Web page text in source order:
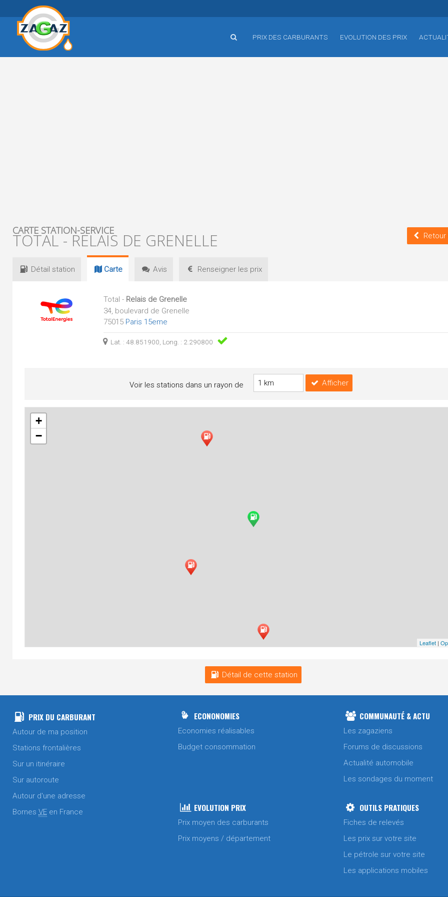
PRIX DES CARBURANTS EVOLUTION DES PRIX
CARTE STATION-SERVICE
TOTAL - RELAIS DE GRENELLE Retour
Détail station Carte Avis Renseigner les prix
Total - Relais de Grenelle
34, boulevard de Grenelle
75015 Paris 15eme
Lat. : 48.851900, Long. : 2.290800
Voir les stations dans un rayon de Afficher
+
−
Leaflet |
Détail de cette station
PRIX DU CARBURANT
Autour de ma position
Stations frontalières
Sur un itinéraire
Sur autoroute
Autour d'une adresse
Bornes VE en France
ECONONOMIES
Economies réalisables
Budget consommation
COMMUNAUTÉ & ACTU
Les zagaziens
Forums de discussions
Actualité automobile
Les sondages du moment
EVOLUTION PRIX
Prix moyen des carburants
Prix moyens / département
OUTILS PRATIQUES
Fiches de relevés
Les prix sur votre site
Le pétrole sur votre site
Les applications mobiles